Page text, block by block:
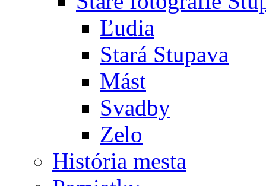
Ľudia
Stará Stupava
Mást
Svadby
Zelo
História mesta